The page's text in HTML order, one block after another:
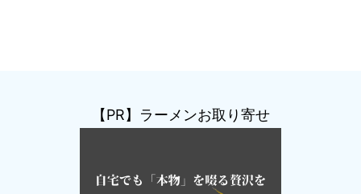
【PR】ラーメンお取り寄せ